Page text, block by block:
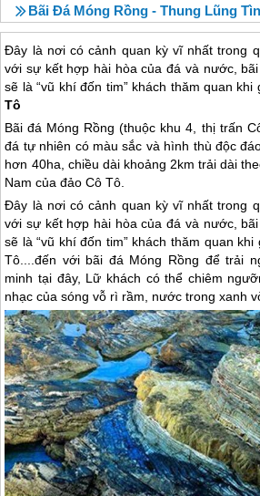
Bãi Đá Móng Rồng - Thung Lũng Tình
Đây là nơi có cảnh quan kỳ vĩ nhất trong
với sự kết hợp hài hòa của đá và nước,
sẽ là “vũ khí đốn tim” khách thăm quan khi
Tô
Bãi đá Móng Rồng (thuộc khu 4, thị trấn
đá tự nhiên có màu sắc và hình thù độc
hơn 40ha, chiều dài khoảng 2km trải dài
Nam củađảo Cô Tô.
Đây là nơi có cảnh quan kỳ vĩ nhất trong
với sự kết hợp hài hòa của đá và nước,
sẽ là “vũ khí đốn tim” khách thăm quan
Tô....đến với bãi đá Móng Rồng để trải
minh tại đây, Lữ khách có thể chiêm
nhạc của sóng vỗ rì rầm, nước trong xanh